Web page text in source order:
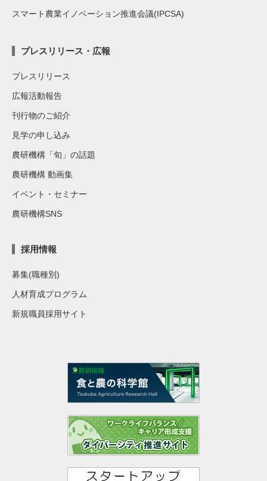
スマート農業イノベーション推進会議(IPCSA)
プレスリリース・広報
プレスリリース
広報活動報告
刊行物のご紹介
見学の申し込み
農研機構「旬」の話題
農研機構 動画集
イベント・セミナー
農研機構SNS
採用情報
募集(職種別)
人材育成プログラム
新規職員採用サイト